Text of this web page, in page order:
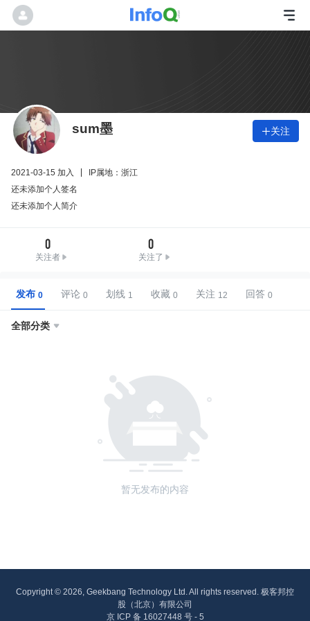
sum墨 关注
2021-03-15 加入
IP属地：浙江
还未添加个人签名
还未添加个人简介
0
关注者
0
关注了
发布 评论 划线 收藏 关注 回答
全部分类 
暂无发布的内容
Copyright © 2026, Geekbang Technology Ltd. All rights reserved. 极客邦控
股（北京）有限公司
京 ICP 备 16027448 号 - 5